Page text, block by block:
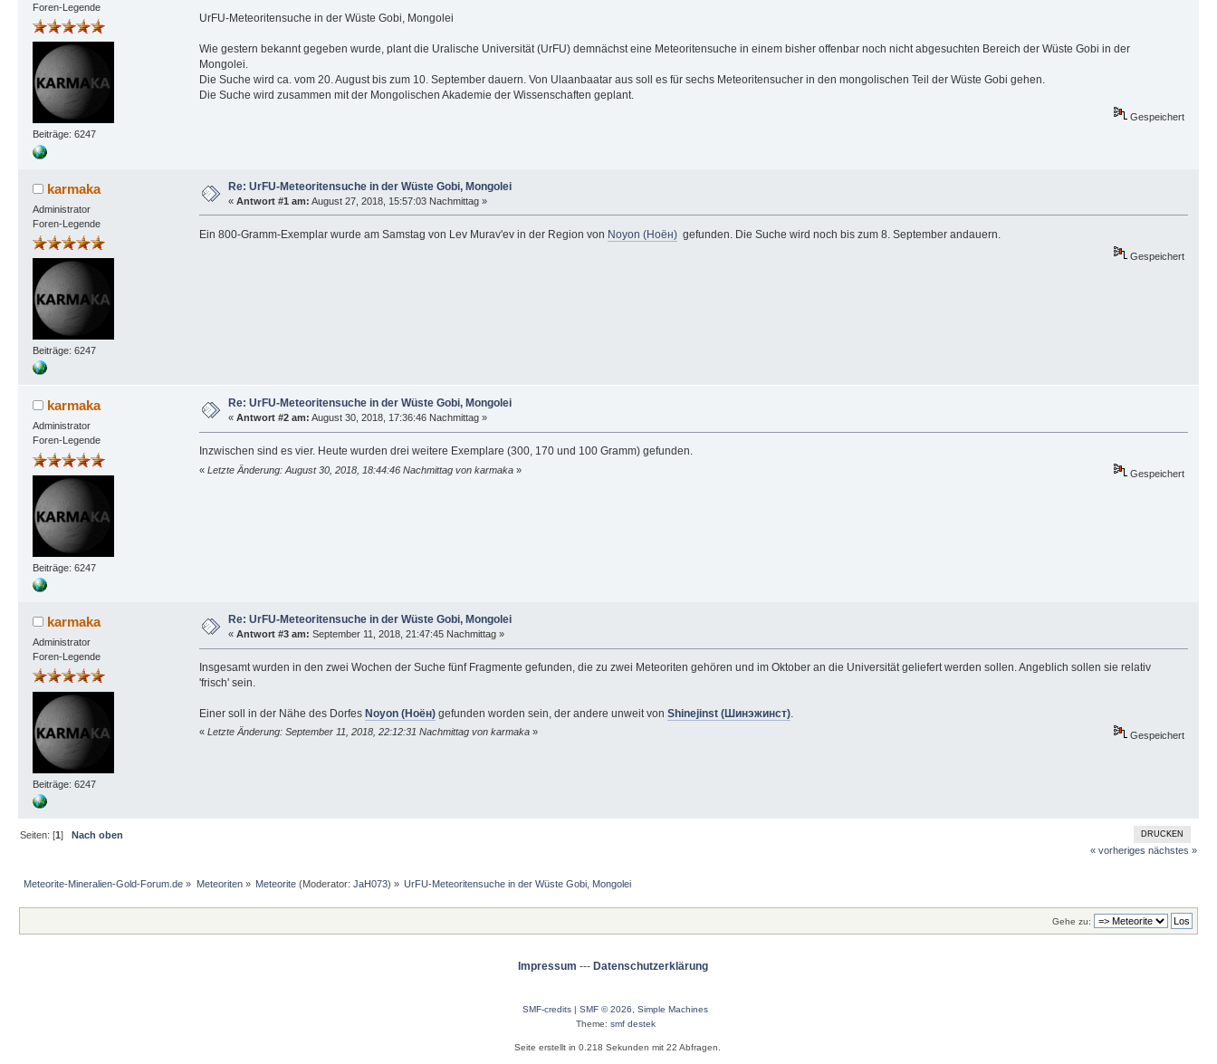
Foren-Legende
Beiträge: 6247
UrFU-Meteoritensuche in der Wüste Gobi, Mongolei
Wie gestern bekannt gegeben wurde, plant die Uralische Universität (UrFU) demnächst eine Meteoritensuche in einem bisher offenbar noch nicht abgesuchten Bereich der Wüste Gobi in der
Mongolei.
Die Suche wird ca. vom 20. August bis zum 10. September dauern. Von Ulaanbaatar aus soll es für sechs Meteoritensucher in den mongolischen Teil der Wüste Gobi gehen.
Die Suche wird zusammen mit der Mongolischen Akademie der Wissenschaften geplant.
Gespeichert
karmaka
Administrator
Foren-Legende
Beiträge: 6247
Re: UrFU-Meteoritensuche in der Wüste Gobi, Mongolei
« Antwort #1 am: August 27, 2018, 15:57:03 Nachmittag »
Ein 800-Gramm-Exemplar wurde am Samstag von Lev Murav'ev in der Region von Noyon (Ноён)gefunden. Die Suche wird noch bis zum 8. September andauern.
Gespeichert
karmaka
Administrator
Foren-Legende
Beiträge: 6247
Re: UrFU-Meteoritensuche in der Wüste Gobi, Mongolei
« Antwort #2 am: August 30, 2018, 17:36:46 Nachmittag »
Inzwischen sind es vier. Heute wurden drei weitere Exemplare (300, 170 und 100 Gramm) gefunden.
« Letzte Änderung: August 30, 2018, 18:44:46 Nachmittag von karmaka» Gespeichert
karmaka
Administrator
Foren-Legende
Beiträge: 6247
Re: UrFU-Meteoritensuche in der Wüste Gobi, Mongolei
« Antwort #3 am: September 11, 2018, 21:47:45 Nachmittag »
Insgesamt wurden in den zwei Wochen der Suche fünf Fragmente gefunden, die zu zwei Meteoriten gehören und im Oktober an die Universität geliefert werden sollen. Angeblich sollen sie relativ
'frisch' sein.
Einer soll in der Nähe des Dorfes Noyon (Ноён)gefunden worden sein, der andere unweit von Shinejinst (Шинэжинст).
« Letzte Änderung: September 11, 2018, 22:12:31 Nachmittag von karmaka» Gespeichert
DRUCKEN
Seiten: [1]Nach oben
« vorheriges nächstes »
Meteorite-Mineralien-Gold-Forum.de » Meteoriten» Meteorite(Moderator: JaH073) » UrFU-Meteoritensuche in der Wüste Gobi, Mongolei
Gehe zu:
Impressum --- Datenschutzerklärung
SMF-credits | SMF © 2026, Simple Machines
Theme: smf destek
Seite erstellt in 0.218 Sekunden mit 22 Abfragen.